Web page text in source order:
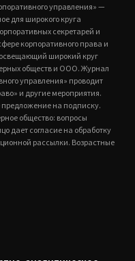
управления» —
для широкого круга
секретарей и
корпоративного права и
широкий круг
обществ и ООО. Журнал
управления» проводит
и другие мероприятия.
предложение на подписку.
общество: вопросы
дает согласие на обработку
рассылки. Возрастные